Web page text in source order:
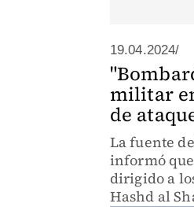
19.04.2024/
militar
de
La fuente
informó
dirigido a
Hashd al